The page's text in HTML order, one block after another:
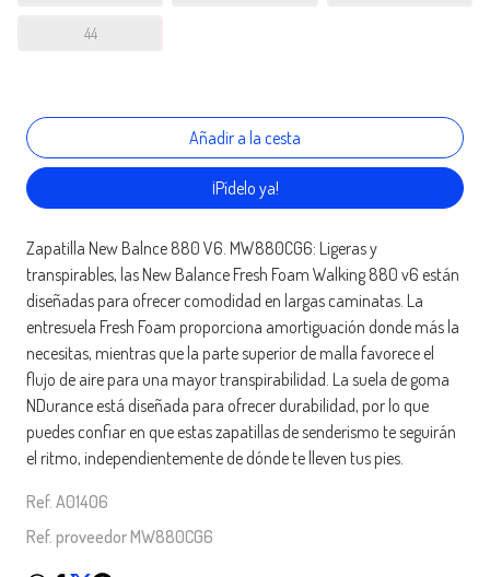
44
¡Pídelo ya!
Zapatilla New Balnce 880 V6. MW880CG6: Ligeras y
transpirables, las New Balance Fresh Foam Walking 880 v6 están
diseñadas para ofrecer comodidad en largas caminatas. La
entresuela Fresh Foam proporciona amortiguación donde más la
necesitas, mientras que la parte superior de malla favorece el
flujo de aire para una mayor transpirabilidad. La suela de goma
NDurance está diseñada para ofrecer durabilidad, por lo que
puedes confiar en que estas zapatillas de senderismo te seguirán
el ritmo, independientemente de dónde te lleven tus pies.
Ref. A01406
Ref. proveedor MW880CG6